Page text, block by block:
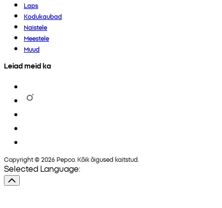
Laps
Kodukaubad
Naistele
Meestele
Muud
Leiad meid ka
Copyright © 2026 Pepco. Kõik õigused kaitstud.
Selected Language: